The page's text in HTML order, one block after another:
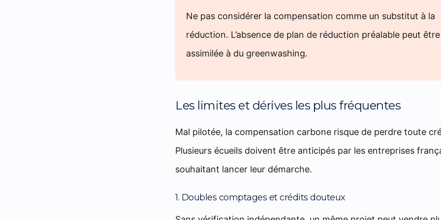
Ne pas considérer la compensation comme un substitut à la
réduction. L’absence de plan de réduction préalable peut être
assimilée à du greenwashing.
Les limites et dérives les plus fréquentes
Mal pilotée, la compensation carbone risque de perdre toute
Plusieurs écueils doivent être anticipés par les entreprises
souhaitant lancer leur démarche.
1. Doubles comptages et crédits douteux